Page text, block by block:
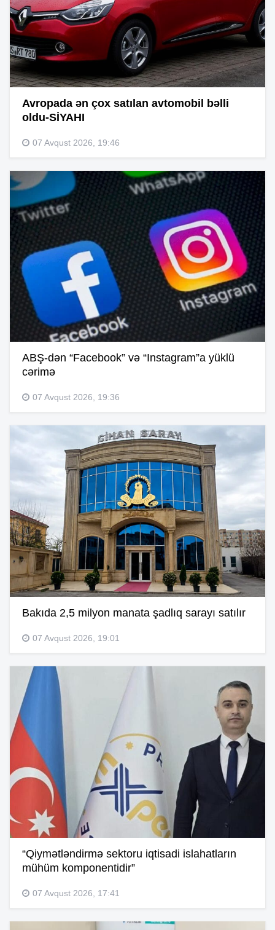
Avropada ən çox satılan avtomobil bəlli
oldu-SİYAHI
07 Avqust 2026, 19:46
ABŞ-dən “Facebook” və “Instagram”a yüklü
cərimə
07 Avqust 2026, 19:36
Bakıda 2,5 milyon manata şadlıq sarayı satılır
07 Avqust 2026, 19:01
“Qiymətləndirmə sektoru iqtisadi islahatların
mühüm komponentidir”
07 Avqust 2026, 17:41